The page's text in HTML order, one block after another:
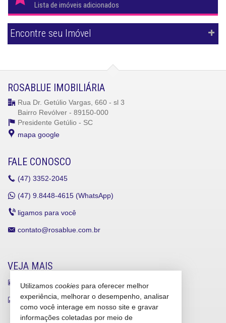
Lista de imóveis adicionados
Encontre seu Imóvel
ROSABLUE IMOBILIÁRIA
Rua Dr. Getúlio Vargas, 660 - sl 3
Bairro Revólver - 89150-000
Presidente Getúlio - SC
mapa google
FALE CONOSCO
(47) 3352-2045
(47) 9.8448-4615 (WhatsApp)
ligamos para você
contato@rosablue.com.br
VEJA MAIS
receba nosso newsletter
indicadores financeiros
cadastre seu imóvel
Utilizamos cookies para oferecer melhor
experiência, melhorar o desempenho, analisar
como você interage em nosso site e gravar
informações coletadas por meio de